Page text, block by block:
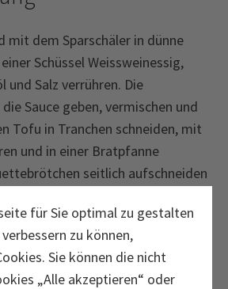
für Sie optimal zu gestalten
zu können,
Sie können die nicht
„Alle akzeptieren“ oder
mit dem Sparschäler in dünne
Schüssel Weissweinessig,
und Salz verrühren. Die
Sauce geben, vermischen und
Tofu in Tranchen schneiden, mit
und in einer Bratpfanne
seitlich aufschneiden
Mayonnaise bestreichen.
angebratenen Tofu und den
belegen. Mit Korianderblättern